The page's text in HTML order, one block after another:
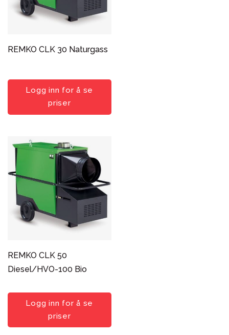
REMKO CLK 30 Naturgass
Logg inn for å se
priser
REMKO CLK 50
Diesel/HVO-100 Bio
Logg inn for å se
priser